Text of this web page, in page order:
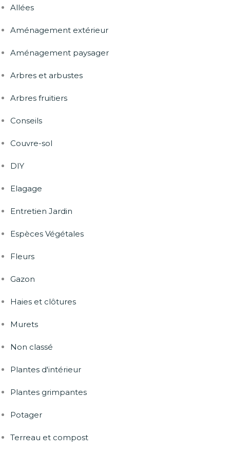
Allées
Aménagement extérieur
Aménagement paysager
Arbres et arbustes
Arbres fruitiers
Conseils
Couvre-sol
DIY
Elagage
Entretien Jardin
Espèces Végétales
Fleurs
Gazon
Haies et clôtures
Murets
Non classé
Plantes d'intérieur
Plantes grimpantes
Potager
Terreau et compost